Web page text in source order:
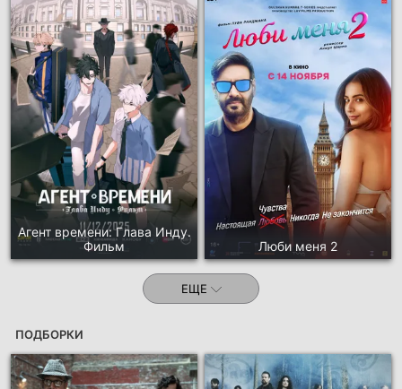
Агент времени: Глава Инду.
Фильм
Люби меня 2
ЕЩЕ
ПОДБОРКИ